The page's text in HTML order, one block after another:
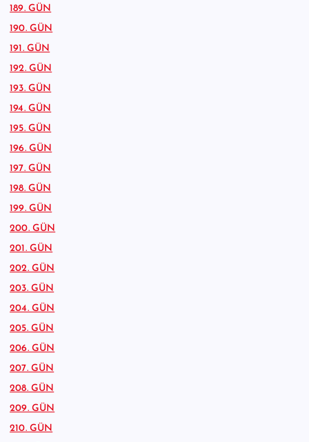
189. GÜN
190. GÜN
191. GÜN
192. GÜN
193. GÜN
194. GÜN
195. GÜN
196. GÜN
197. GÜN
198. GÜN
199. GÜN
200. GÜN
201. GÜN
202. GÜN
203. GÜN
204. GÜN
205. GÜN
206. GÜN
207. GÜN
208. GÜN
209. GÜN
210. GÜN